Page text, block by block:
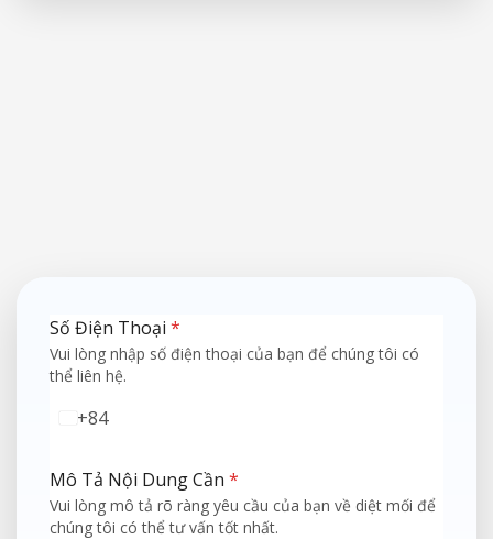
Số Điện Thoại *
Vui lòng nhập số điện thoại của bạn để chúng tôi có
thể liên hệ.
Vietnam
+84
Mô Tả Nội Dung Cần *
Vui lòng mô tả rõ ràng yêu cầu của bạn về diệt mối để
chúng tôi có thể tư vấn tốt nhất.